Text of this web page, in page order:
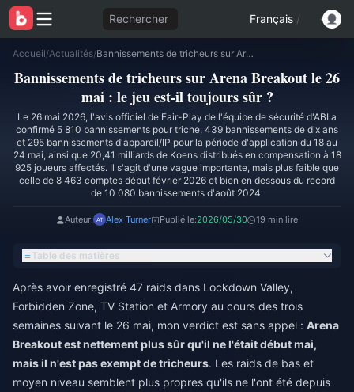
Rechercher Français /
Accueil/Actualités/ Bannissements de tricheurs sur Arena Breakout le 26 mai : le jeu est-il toujours sûr ?
Bannissements de tricheurs sur Arena Breakout le 26
mai : le jeu est-il toujours sûr ?
Le 26 mai 2026, l'avis officiel de Fair-Play de l'équipe de sécurité d'ABI a
confirmé 5 810 bannissements pour triche, 439 bannissements de dix ans
et 295 bannissements d'appareil/IP pour la période d'application du 18 au
24 mai, ainsi que 20,41 milliards de Koens distribués en compensation à 18
925 joueurs affectés. Il s'agit d'une vague importante, mais plus faible que
celle de 8 463 comptes début février 2026 et bien en dessous du record
de 10 080 bannissements d'août 2024.
Auteur: Alex Turner Publié le:2026/05/30 19 min lire
Table des matières
Après avoir enregistré 47 raids dans Lockdown Valley,
Forbidden Zone, TV Station et Armory au cours des trois
semaines suivant le 26 mai, mon verdict est sans appel : Arena
Breakout est nettement plus sûr qu'il ne l'était début mai,
mais il n'est pas exempt de tricheurs. Les raids de bas et
moyen niveau semblent plus propres qu'ils ne l'ont été depuis